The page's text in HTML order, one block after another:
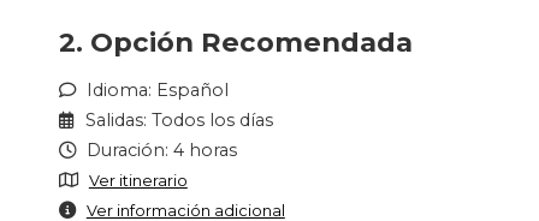
2. Opción Recomendada
Idioma: Español
Salidas: Todos los días
Duración: 4 horas
Ver itinerario
Ver información adicional